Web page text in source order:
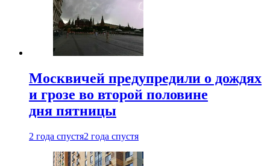
Москвичей предупредили о дождях
и грозе во второй половине
дня пятницы
2 года спустя2 года спустя